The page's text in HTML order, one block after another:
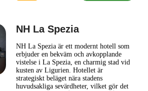
NH La Spezia
NH La Spezia är ett modernt hotell som
erbjuder en bekväm och avkopplande
vistelse i La Spezia, en charmig stad vid
kusten av Ligurien. Hotellet är
strategiskt beläget nära stadens
huvudsakliga sevärdheter, vilket gör det